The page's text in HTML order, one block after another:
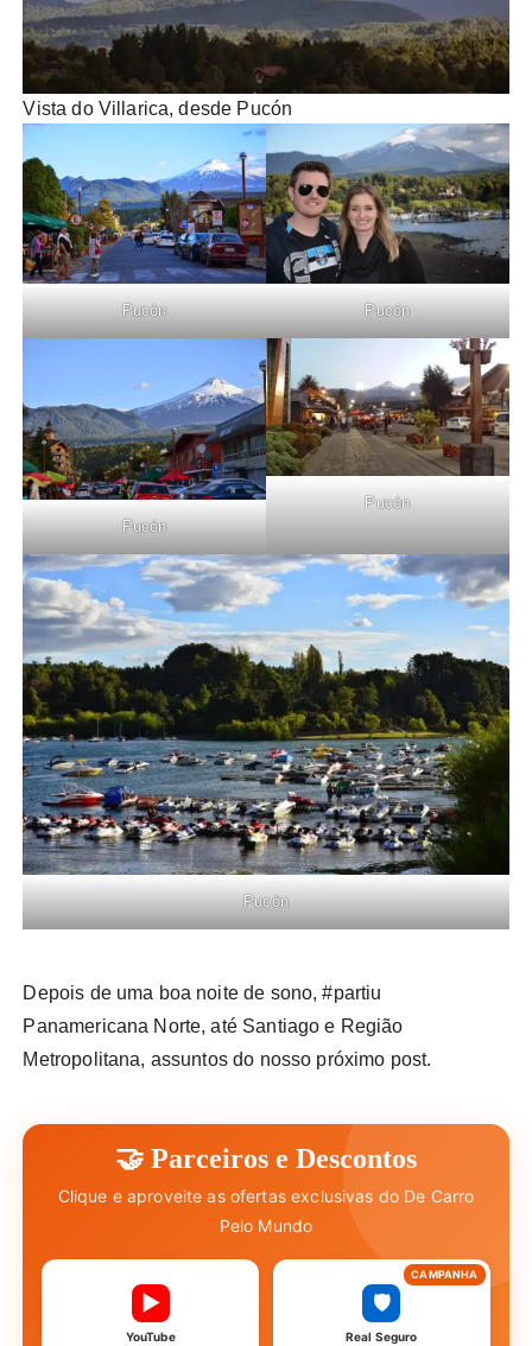
Vista do Villarica, desde Pucón
Pucón Pucón
Pucón
Pucón
Pucón
Depois de uma boa noite de sono, #partiu
Panamericana Norte, até Santiago e Região
Metropolitana, assuntos do nosso próximo post.
🤝 Parceiros e Descontos
Clique e aproveite as ofertas exclusivas do De Carro
Pelo Mundo
▶
YouTube
🛡️
Real Seguro
CAMPANHA